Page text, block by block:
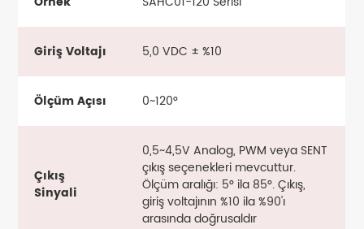
Giriş Voltajı 5,0 VDC ± %10
Ölçüm Açısı 0~120°
Çıkış
Sinyali
0,5~4,5V Analog, PWM veya SENT
çıkış seçenekleri mevcuttur.
Ölçüm aralığı: 5° ila 85°. Çıkış,
giriş voltajının %10 ila %90'ı
arasında doğrusaldır